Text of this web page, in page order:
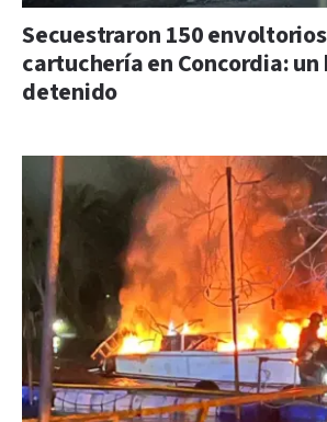
Secuestraron 150
cartuchería en Concordia:
detenido